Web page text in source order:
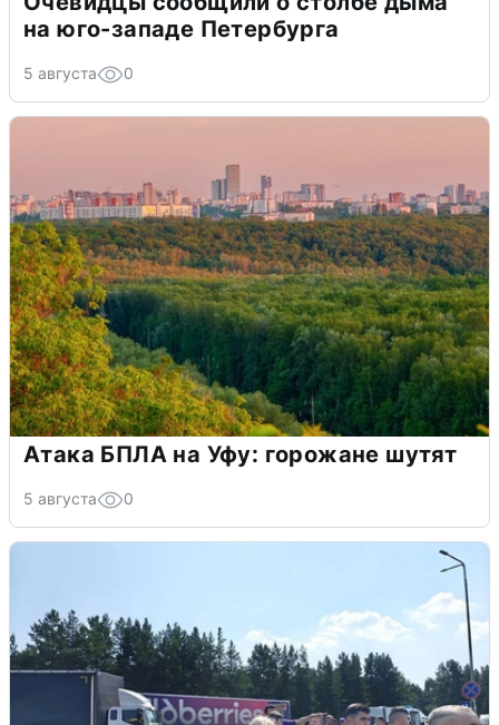
на юго-западе Петербурга
5 августа 0
Атака БПЛА на Уфу: горожане шутят
5 августа 0